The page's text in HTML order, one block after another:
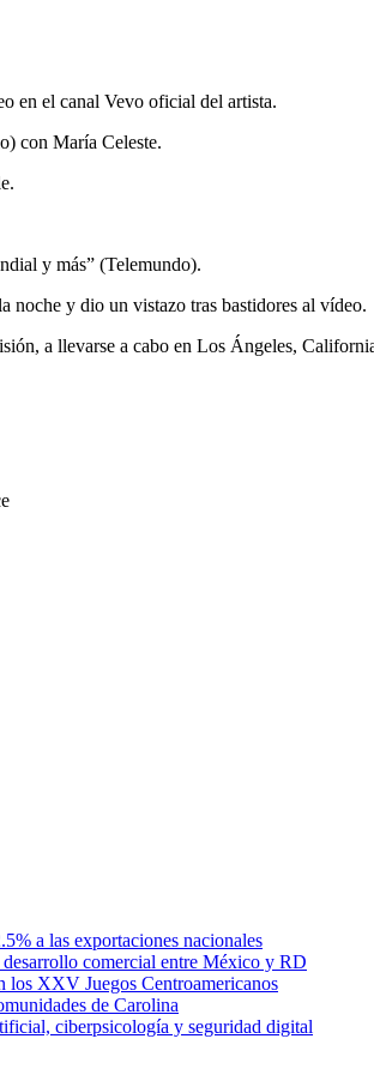
en el canal Vevo oficial del artista.
con María Celeste.
y más” (Telemundo).
noche y dio un vistazo tras bastidores al vídeo.
a llevarse a cabo en Los Ángeles,
a las exportaciones nacionales
comercial entre México y RD
los XXV Juegos Centroamericanos
de Carolina
ciberpsicología y seguridad digital